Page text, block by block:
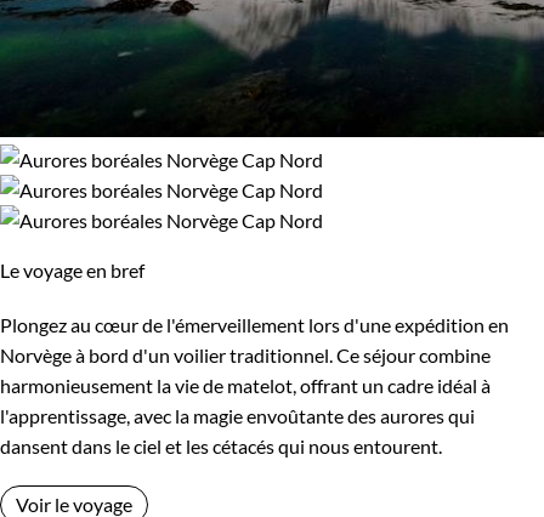
Le voyage en bref
Plongez au cœur de l'émerveillement lors d'une expédition en
Norvège à bord d'un voilier traditionnel. Ce séjour combine
harmonieusement la vie de matelot, offrant un cadre idéal à
l'apprentissage, avec la magie envoûtante des aurores qui
dansent dans le ciel et les cétacés qui nous entourent.
Voir le voyage